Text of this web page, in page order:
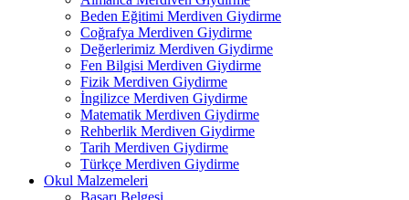
Beden Eğitimi Merdiven Giydirme
Coğrafya Merdiven Giydirme
Değerlerimiz Merdiven Giydirme
Fen Bilgisi Merdiven Giydirme
Fizik Merdiven Giydirme
İngilizce Merdiven Giydirme
Matematik Merdiven Giydirme
Rehberlik Merdiven Giydirme
Tarih Merdiven Giydirme
Türkçe Merdiven Giydirme
Okul Malzemeleri
Başarı Belgesi